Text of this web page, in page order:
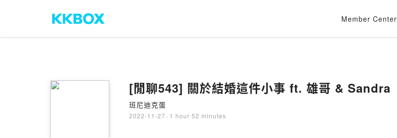
Member Center
[閒聊543] 關於結婚這件小事 ft. 雄哥 & Sandra
班尼迪克蛋
2022-11-27 · 1 hour 52 minutes